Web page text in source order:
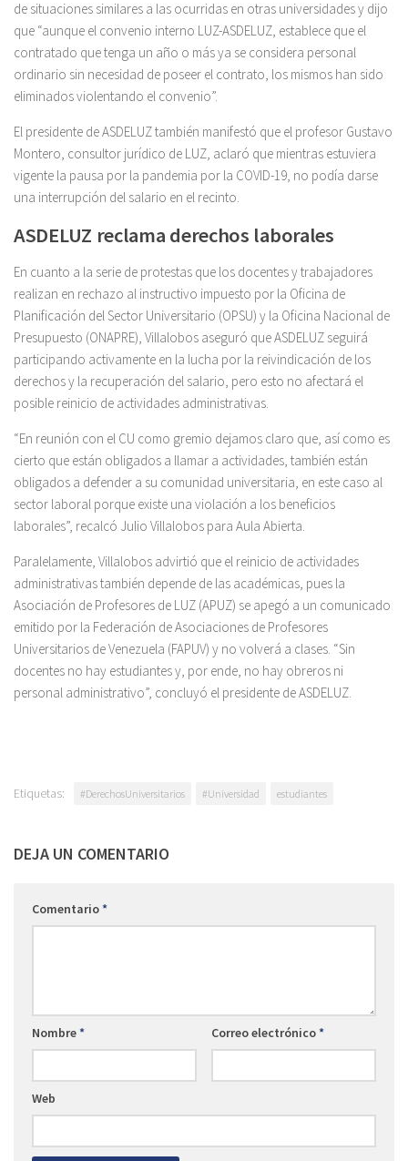
de situaciones similares a las ocurridas en otras universidades y dijo
que “aunque el convenio interno LUZ-ASDELUZ, establece que el
contratado que tenga un año o más ya se considera personal
ordinario sin necesidad de poseer el contrato, los mismos han sido
eliminados violentando el convenio”.
El presidente de ASDELUZ también manifestó que el profesor Gustavo
Montero, consultor jurídico de LUZ, aclaró que mientras estuviera
vigente la pausa por la pandemia por la COVID-19, no podía darse
una interrupción del salario en el recinto.
ASDELUZ reclama derechos laborales
En cuanto a la serie de protestas que los docentes y trabajadores
realizan en rechazo al instructivo impuesto por la Oficina de
Planificación del Sector Universitario (OPSU) y la Oficina Nacional de
Presupuesto (ONAPRE), Villalobos aseguró que ASDELUZ seguirá
participando activamente en la lucha por la reivindicación de los
derechos y la recuperación del salario, pero esto no afectará el
posible reinicio de actividades administrativas.
“En reunión con el CU como gremio dejamos claro que, así como es
cierto que están obligados a llamar a actividades, también están
obligados a defender a su comunidad universitaria, en este caso al
sector laboral porque existe una violación a los beneficios
laborales”, recalcó Julio Villalobos para Aula Abierta.
Paralelamente, Villalobos advirtió que el reinicio de actividades
administrativas también depende de las académicas, pues la
Asociación de Profesores de LUZ (APUZ) se apegó a un comunicado
emitido por la Federación de Asociaciones de Profesores
Universitarios de Venezuela (FAPUV) y no volverá a clases. “Sin
docentes no hay estudiantes y, por ende, no hay obreros ni
personal administrativo”, concluyó el presidente de ASDELUZ.
Etiquetas: #DerechosUniversitarios #Universidad estudiantes
DEJA UN COMENTARIO
Comentario*
Nombre* Correo electrónico*
Web